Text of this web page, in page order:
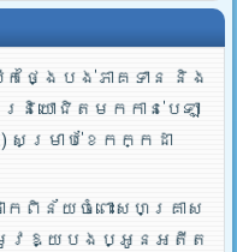
ថ្ងៃបង់ភាគទាន និង
យោជិតមកកាន់បេឡា
ម្រាប់ខែកក្កដា
ពិន័យចំពោះសហគ្រាស
រូវឱ្យបងប្អូនអតីត